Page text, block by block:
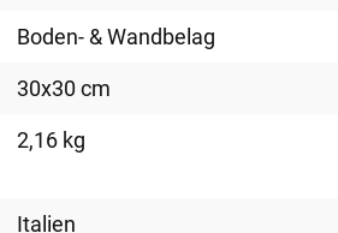
Boden- & Wandbelag
30x30 cm
2,16 kg
Italien